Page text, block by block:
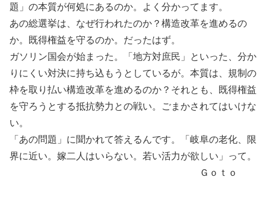
題」の本質が何処にあるのか。よく分かってます。
あの総選挙は、なぜ行われたのか？構造改革を進めるの
か。既得権益を守るのか。だったはず。
ガソリン国会が始まった。「地方対庶民」といった、分か
りにくい対決に持ち込もうとしているが。本質は、規制の
枠を取り払い構造改革を進めるのか？それとも、既得権益
を守ろうとする抵抗勢力との戦い。ごまかされてはいけな
い。
「あの問題」に聞かれて答えるんです。「岐阜の老化、限
界に近い。嫁二人はいらない。若い活力が欲しい」って。
Ｇｏｔｏ